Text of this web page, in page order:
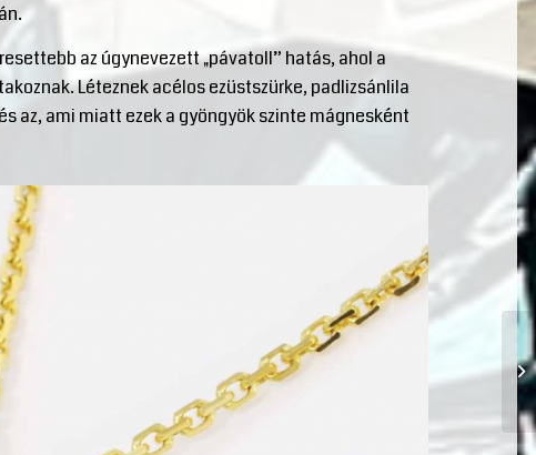
az úgynevezett „pávatoll” hatás, ahol a
Léteznek acélos ezüstszürke, padlizsánlila
az, ami miatt ezek a gyöngyök szinte mágnesként